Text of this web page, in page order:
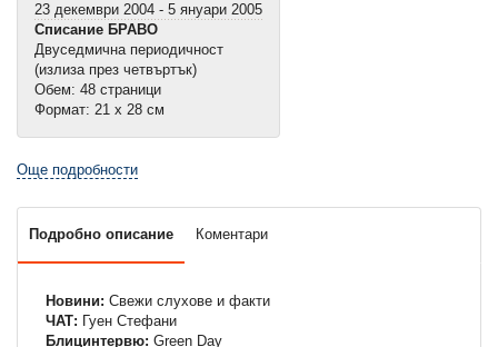
23 декември 2004 - 5 януари 2005
Списание БРАВО
Двуседмична периодичност
(излиза през четвъртък)
Обем: 48 страници
Формат: 21 х 28 см
Още подробности
Подробно описание Коментари
Новини: Свежи слухове и факти
ЧАТ: Гуен Стефани
Блицинтервю: Green Day